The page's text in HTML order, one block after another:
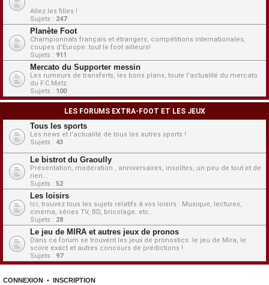
Allez les filles !
Sujets : 247
Planète Foot
Championnats français et étrangers, compétitions internationales,
coupes d'Europe: tout le foot ailleurs!
Sujets : 911
Mercato du Supporter messin
Les rumeurs de transferts, les bons plans, toute l'actualité du mercato
du F.C.Metz.
Sujets : 100
LES FORUMS EXTRA-FOOT ET LES JEUX
Tous les sports
Les news et l'actualité de tous les autres sports !
Sujets : 43
Le bistrot du Graoully
Présentation, modération , anniversaires, insolites, un peu de tout et de
rien...
Sujets : 52
Les loisirs
Ici, trouvez tous les sujets relatifs à vos loisirs : Musique, lectures,
cinéma, séries TV, BD, bricolage..etc..
Sujets : 28
Le jeu de MIRA et autres jeux de pronos
Dans ce forum se trouvent les jeux de pronostics: le jeu de Mira, le
score exact et autres concours de prédictions !
Sujets : 97
CONNEXION • INSCRIPTION